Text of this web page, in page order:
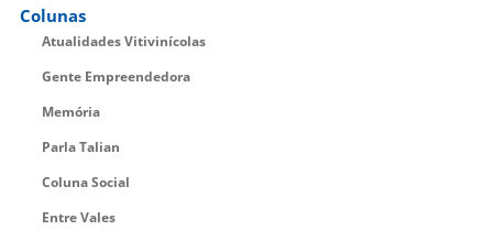
Colunas
Atualidades Vitivinícolas
Gente Empreendedora
Memória
Parla Talian
Coluna Social
Entre Vales